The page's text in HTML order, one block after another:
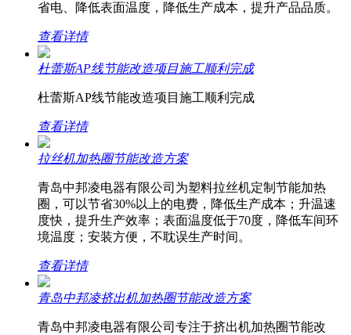
省电、降低表面温度，降低生产成本，提升产品品质。
查看详情
杜蕾斯AP线节能改造项目施工顺利完成
杜蕾斯AP线节能改造项目施工顺利完成
查看详情
拉丝机加热圈节能改造方案
青岛中邦凌电器有限公司为塑料拉丝机定制节能加热
圈，可以节省30%以上的电费，降低生产成本；升温速
度快，提升生产效率；表面温度低于70度，降低车间环
境温度；安装方便，不耽误生产时间。
查看详情
青岛中邦凌挤出机加热圈节能改造方案
青岛中邦凌电器有限公司专注于挤出机加热圈节能改